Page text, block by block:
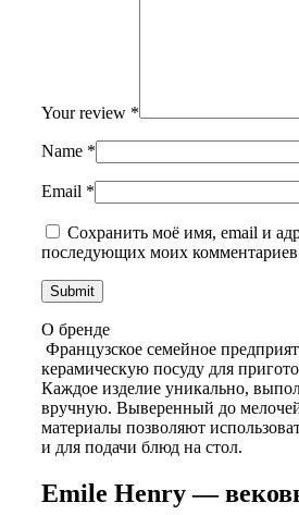
Your review *
Name *
Email *
Сохранить моё имя, email и
последующих моих
О бренде
Французское семейное
керамическую посуду для
Каждое изделие уникально,
вручную. Выверенный до
материалы позволяют
и для подачи блюд на стол.
Emile Henry —